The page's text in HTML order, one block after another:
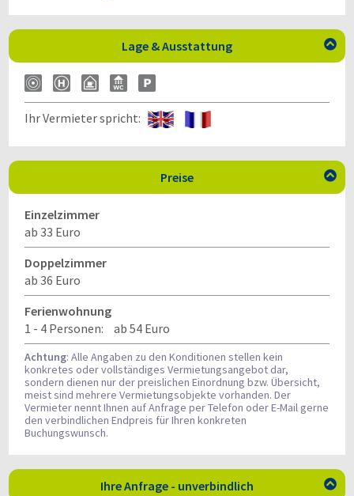
Lage & Ausstattung 
Ihr Vermieter spricht:
Preise 
Einzelzimmer
ab 33 Euro
Doppelzimmer
ab 36 Euro
Ferienwohnung
1 - 4 Personen:
ab 54 Euro
Achtung: Alle Angaben zu den Konditionen stellen kein
konkretes oder vollständiges Vermietungsangebot dar,
sondern dienen nur der preislichen Einordnung bzw. Übersicht,
meist sind mehrere Vermietungsobjekte vorhanden. Der
Vermieter nennt Ihnen auf Anfrage per Telefon oder E-Mail gerne
den verbindlichen Endpreis für Ihren konkreten
Buchungswunsch.
Ihre Anfrage - unverbindlich 